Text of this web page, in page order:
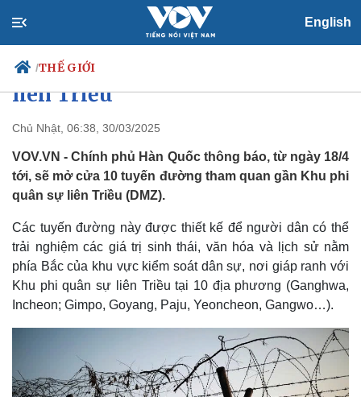
English
/THẾ GIỚI
Chính trị
Đảng
Tổ chức nhân sự
Nhận diện sự thật
Xã hội
Tin 24h
Dấu ấn VOV
Việc làm
Biển đảo
Hàn Quốc mở cửa 10 tuyến đường
tham quan gần Khu phi quân sự
liên Triều
Chủ Nhật, 06:38, 30/03/2025
VOV.VN - Chính phủ Hàn Quốc thông báo, từ ngày 18/4
tới, sẽ mở cửa 10 tuyến đường tham quan gần Khu phi
quân sự liên Triều (DMZ).
Các tuyến đường này được thiết kế để người dân có thể
trải nghiệm các giá trị sinh thái, văn hóa và lịch sử nằm
phía Bắc của khu vực kiểm soát dân sự, nơi giáp ranh với
Khu phi quân sự liên Triều tại 10 địa phương (Ganghwa,
Incheon; Gimpo, Goyang, Paju, Yeoncheon, Gangwo…).